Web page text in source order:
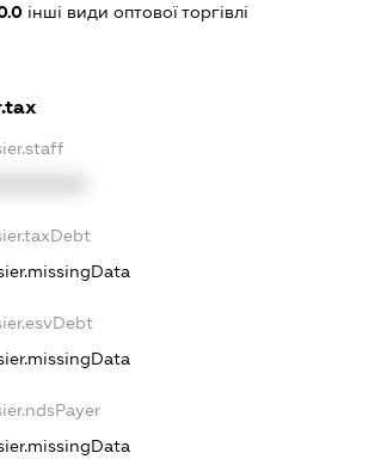
інші види оптової торгівлі